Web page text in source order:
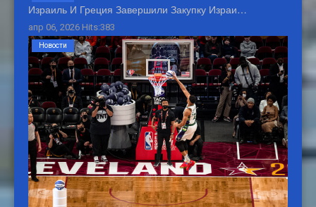
Израиль И Греция Завершили Закупку Израи…
апр 06, 2026 Hits:383
Новости